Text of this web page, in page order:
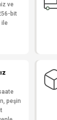
ve
bit
ile
peşin